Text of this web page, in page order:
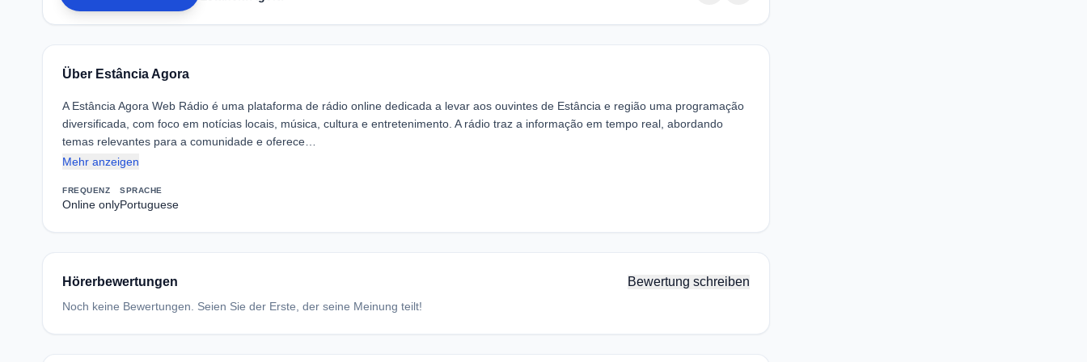
Über Estância Agora
A Estância Agora Web Rádio é uma plataforma de rádio online dedicada a levar aos ouvintes de Estância e região uma programação
diversificada, com foco em notícias locais, música, cultura e entretenimento. A rádio traz a informação em tempo real, abordando
temas relevantes para a comunidade e oferece…
Mehr anzeigen
FREQUENZ
Online only
SPRACHE
Portuguese
Hörerbewertungen Bewertung schreiben
Noch keine Bewertungen. Seien Sie der Erste, der seine Meinung teilt!